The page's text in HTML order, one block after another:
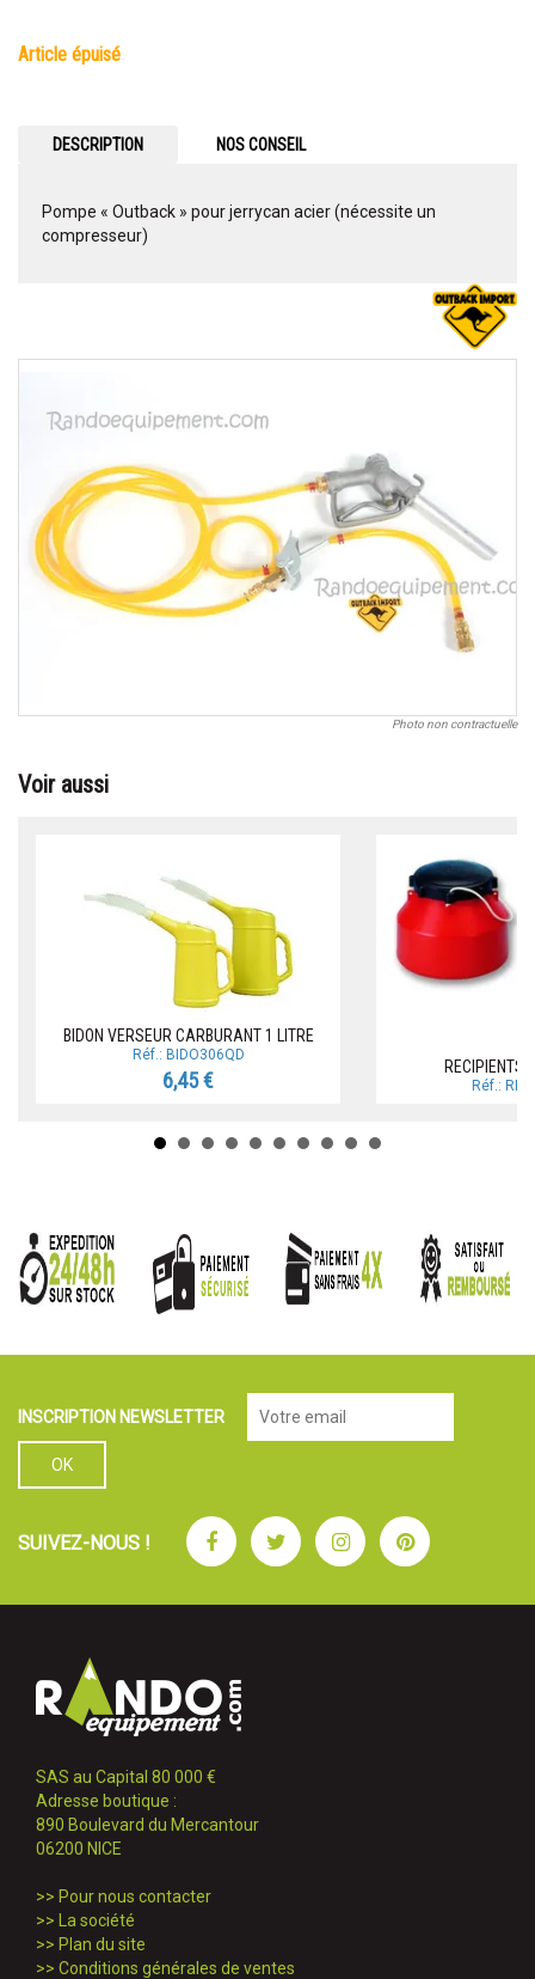
article épuisé
DESCRIPTION NOS CONSEIL
Pompe « Outback » pour jerrycan acier (nécessite un
compresseur)
Photo non contractuelle
Voir aussi
BIDON VERSEUR CARBURANT 1 LITRE
Réf.: BIDO306QD
6,45 €
RECIPIENTS
Réf.:
INSCRIPTION NEWSLETTER
SUIVEZ-NOUS ! FacebookTwitterInstagramPinterest
SAS au Capital 80 000 €
Adresse boutique :
890 Boulevard du Mercantour
06200 NICE
>> Pour nous contacter
>>
La société
>> Plan du site
>> Conditions générales de ventes